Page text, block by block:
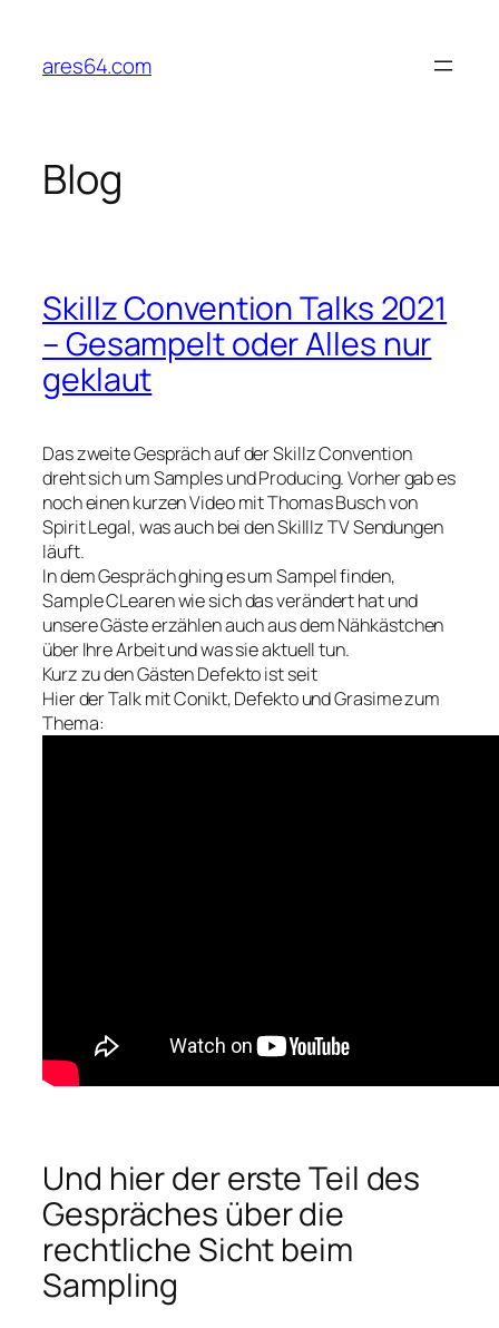
springen
ares64.com
Blog
Skillz Convention Talks 2021
– Gesampelt oder Alles nur
geklaut
Das zweite Gespräch auf der Skillz Convention
dreht sich um Samples und Producing. Vorher gab es
noch einen kurzen Video mit Thomas Busch von
Spirit Legal, was auch bei den Skilllz TV Sendungen
läuft.
In dem Gespräch ghing es um Sampel finden,
Sample CLearen wie sich das verändert hat und
unsere Gäste erzählen auch aus dem Nähkästchen
über Ihre Arbeit und was sie aktuell tun.
Kurz zu den Gästen Defekto ist seit
Hier der Talk mit Conikt, Defekto und Grasime zum
Thema:
Und hier der erste Teil des
Gespräches über die
rechtliche Sicht beim
Sampling